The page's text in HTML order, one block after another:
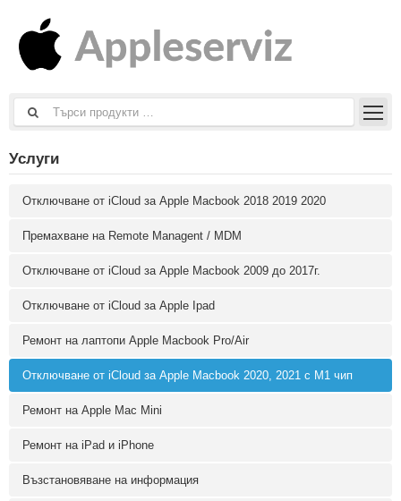
Услуги
Отключване от iCloud за Apple Macbook 2018 2019 2020
Премахване на Remote Managent / MDM
Отключване от iCloud за Apple Macbook 2009 до 2017г.
Отключване от iCloud за Apple Ipad
Ремонт на лаптопи Apple Macbook Pro/Air
Отключване от iCloud за Apple Macbook 2020, 2021 с M1 чип
Ремонт на Apple Mac Mini
Ремонт на iPad и iPhone
Възстановяване на информация